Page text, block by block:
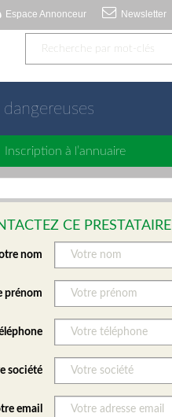
Espace Annonceur Newsletter
Inscription à l’annuaire
CE PRESTATAIRE
nom
prénom
société
email